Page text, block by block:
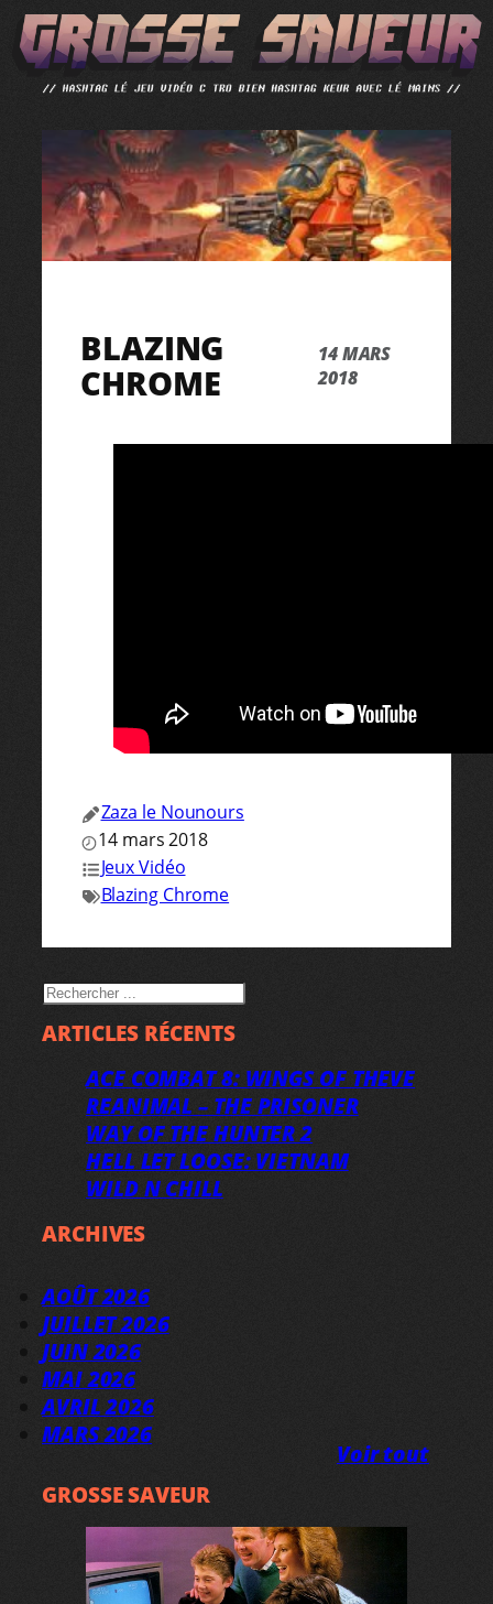
ALLER
AU
CONTENU
BLAZING
CHROME
14 MARS
2018
Zaza le Nounours
14 mars 2018
Jeux Vidéo
Blazing Chrome
RECHERCHER
ARTICLES RÉCENTS
ACE COMBAT 8: WINGS OF THEVE
REANIMAL – THE PRISONER
WAY OF THE HUNTER 2
HELL LET LOOSE: VIETNAM
WILD N CHILL
ARCHIVES
AOÛT 2026
JUILLET 2026
JUIN 2026
MAI 2026
AVRIL 2026
MARS 2026
Voir tout
GROSSE SAVEUR